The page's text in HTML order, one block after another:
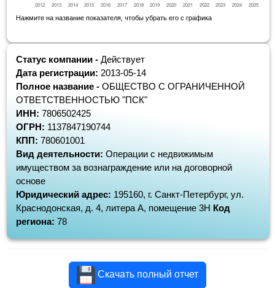
Нажмите на название показателя, чтобы убрать его с графика
Статус компании - Действует
Дата регистрации: 2013-05-14
Полное название - ОБЩЕСТВО С ОГРАНИЧЕННОЙ
ОТВЕТСТВЕННОСТЬЮ "ПСК"
ИНН: 7806502425
ОГРН: 1137847190744
КПП: 780601001
Вид деятельности: Операции с недвижимым
имуществом за вознаграждение или на договорной
основе
Юридический адрес: 195160, г. Санкт-Петербург, ул.
Краснодонская, д. 4, литера А, помещение 3Н Код
региона: 78
Скачать полный отчет